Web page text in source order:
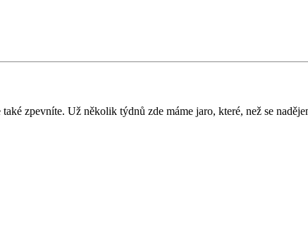
zpevníte. Už několik týdnů zde máme jaro, které, než se